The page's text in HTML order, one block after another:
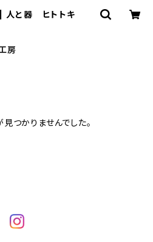
人と器 ヒトトキ
房
つかりませんでした。